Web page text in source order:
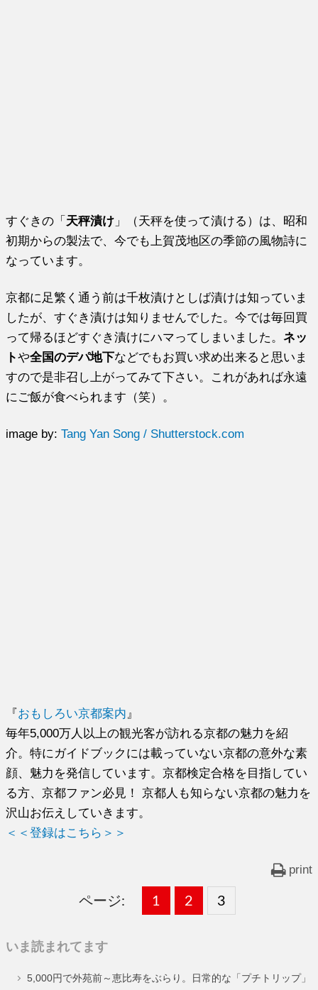
すぐきの「 天秤漬け 」（天秤を使って漬ける）は、昭和
初期からの製法で、今でも上賀茂地区の季節の風物詩に
なっています。
京都に足繁く通う前は千枚漬けとしば漬けは知っていま
したが、すぐき漬けは知りませんでした。今では毎回買
って帰るほどすぐき漬けにハマってしまいました。 ネッ
トや全国のデパ地下などでもお買い求め出来ると思いま
すので是非召し上がってみて下さい。これがあれば永遠
にご飯が食べられます（笑）。
image by:Tang Yan Song / Shutterstock.com
『おもしろい京都案内 』
毎年5,000万人以上の観光客が訪れる京都の魅力を紹
介。特にガイドブックには載っていない京都の意外な素
顔、魅力を発信しています。京都検定合格を目指してい
る方、京都ファン必見！ 京都人も知らない京都の魅力を
沢山お伝えしていきます。
＜＜登録はこちら＞＞
print
ページ:
固
ー
1 ,
固
ー
2 ,
固
ー
3
いま読まれてます
5,000円で外苑前～恵比寿をぶらり。日常的な「プチトリップ」